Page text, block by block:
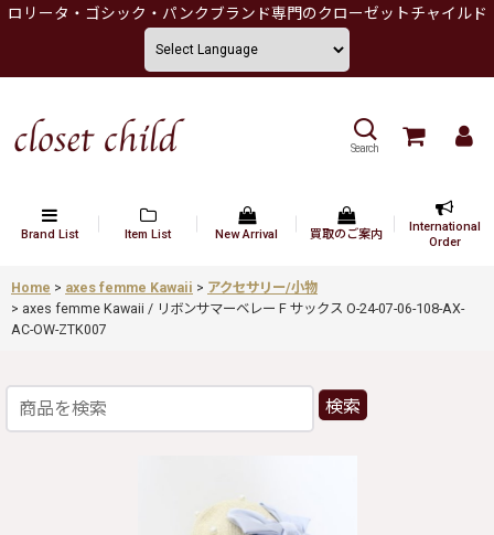
ロリータ・ゴシック・パンクブランド専門のクローゼットチャイルド
Search
Brand List Item List New Arrival 買取のご案内
International
Order
Home > axes femme Kawaii > アクセサリー/小物
> axes femme Kawaii / リボンサマーベレー F サックス O-24-07-06-108-AX-
AC-OW-ZTK007
検索